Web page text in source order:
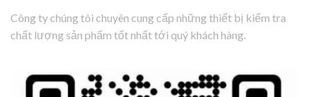
Công ty chúng tôi chuyên cung cấp những thiết bị kiểm tra
chất lượng sản phẩm tốt nhất tới quý khách hàng.